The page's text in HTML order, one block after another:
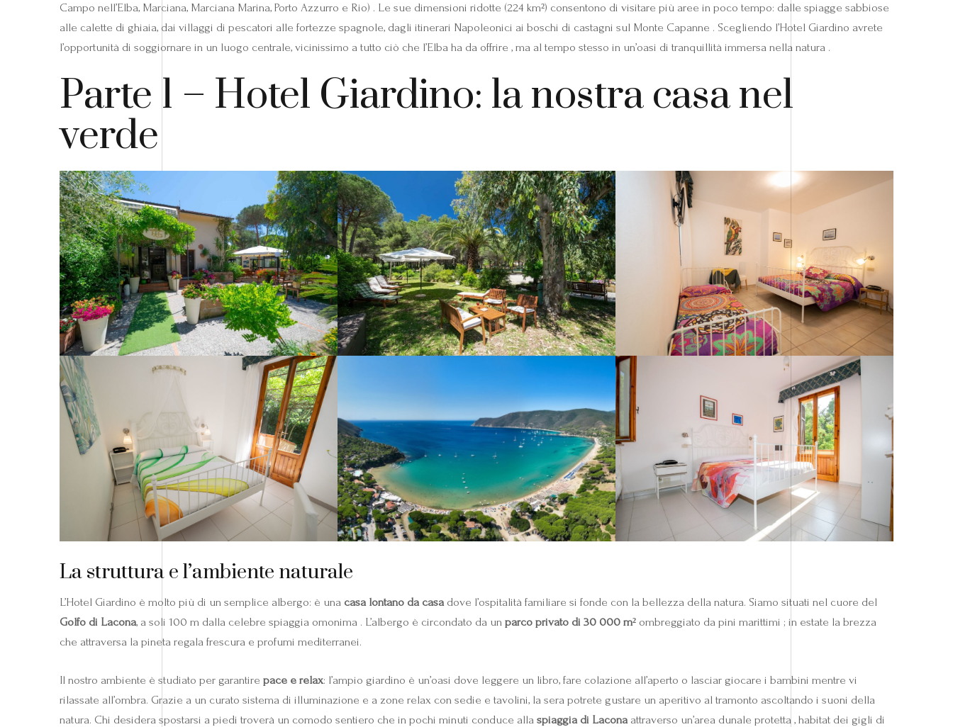
Campo nell’Elba, Marciana, Marciana Marina, Porto Azzurro e Rio) . Le sue dimensioni ridotte (224 km²) consentono di visitare più aree in poco tempo: dalle spiagge sabbiose
alle calette di ghiaia, dai villaggi di pescatori alle fortezze spagnole, dagli itinerari Napoleonici ai boschi di castagni sul Monte Capanne . Scegliendo l’Hotel Giardino avrete
l’opportunità di soggiornare in un luogo centrale, vicinissimo a tutto ciò che l’Elba ha da offrire , ma al tempo stesso in un’oasi di tranquillità immersa nella natura .
Parte 1 – Hotel Giardino: la nostra casa nel
verde
La struttura e l’ambiente naturale
L’Hotel Giardino è molto più di un semplice albergo: è una casa lontano da casadove l’ospitalità familiare si fonde con la bellezza della natura. Siamo situati nel cuore del
Golfo di Lacona, a soli 100 m dalla celebre spiaggia omonima . L’albergo è circondato da un parco privato di 30 000 m² ombreggiato da pini marittimi ; in estate la brezza
che attraversa la pineta regala frescura e profumi mediterranei.
Il nostro ambiente è studiato per garantire pace e relax: l’ampio giardino è un’oasi dove leggere un libro, fare colazione all’aperto o lasciar giocare i bambini mentre vi
rilassate all’ombra. Grazie a un curato sistema di illuminazione e a zone relax con sedie e tavolini, la sera potrete gustare un aperitivo al tramonto ascoltando i suoni della
natura. Chi desidera spostarsi a piedi troverà un comodo sentiero che in pochi minuti conduce alla spiaggia di Laconaattraverso un’area dunale protetta , habitat dei gigli di